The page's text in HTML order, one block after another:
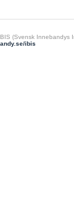
(Svensk Innebandys
ibis